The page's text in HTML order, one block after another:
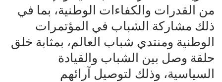
من القدرات والكفاءات الوطنية، بما في
ذلك مشاركة الشباب في المؤتمرات
الوطنية ومنتدي شباب العالم، بمثابة خلق
حلقة وصل بين الشباب والقيادة
السياسية، وذلك لتوصيل آرائهم